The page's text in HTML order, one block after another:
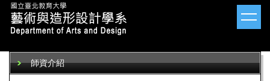
跳
到
主
容
師資介紹